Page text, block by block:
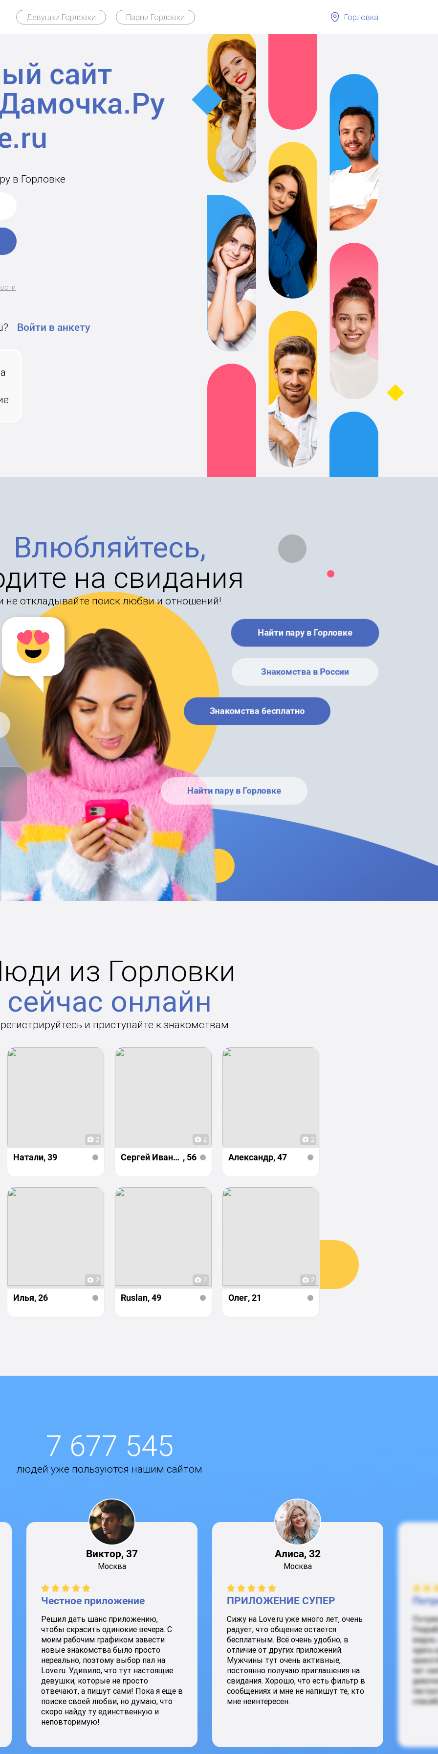
Девушки Горловки Парни Горловки Горловка
сайт
в Горловке
Войти в анкету
Влюбляйтесь,
на свидания
не откладывайте поиск любви и отношений!
Найти пару в Горловке
Знакомства в России
Знакомства бесплатно
Найти пару в Горловке
из Горловки
сейчас онлайн
и приступайте к знакомствам
2
Натали, 39
2
Сергей Иваненко , 56
2
Александр, 47
2
Илья, 26
2
Ruslan, 49
2
Олег, 21
7 677 545
людей уже пользуются нашим сайтом
Виктор, 37
Москва
Честное приложение
Решил дать шанс приложению,
чтобы скрасить одинокие вечера. С
моим рабочим графиком завести
новые знакомства было просто
нереально, поэтому выбор пал на
Love.ru. Удивило, что тут настоящие
девушки, которые не просто
отвечают, а пишут сами! Пока я еще в
поиске своей любви, но думаю, что
скоро найду ту единственную и
неповторимую!
Алиса, 32
Москва
ПРИЛОЖЕНИЕ СУПЕР
Сижу на Love.ru уже много лет, очень
радует, что общение остается
бесплатным. Всё очень удобно, в
отличие от других приложений.
Мужчины тут очень активные,
постоянно получаю приглашения на
свидания. Хорошо, что есть фильтр в
сообщениях и мне не напишут те, кто
мне неинтересен.
здесь
чат